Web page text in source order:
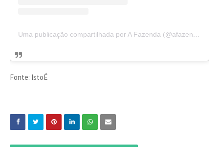
Uma publicação compartilhada por A Fazenda (@afazendarecord)
Fonte: IstoÉ